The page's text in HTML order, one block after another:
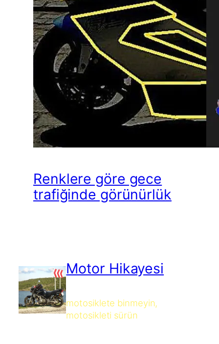
Renklere göre gece
trafiğinde görünürlük
Motor Hikayesi
motosiklete binmeyin,
motosikleti sürün